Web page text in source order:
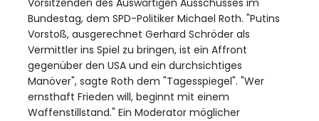
Bundestag, dem SPD-Politiker Michael Roth. "Putins
Vorstoß, ausgerechnet Gerhard Schröder als
Vermittler ins Spiel zu bringen, ist ein Affront
gegenüber den USA und ein durchsichtiges
Manöver", sagte Roth dem "Tagesspiegel". "Wer
ernsthaft Frieden will, beginnt mit einem
Waffenstillstand." Ein Moderator möglicher